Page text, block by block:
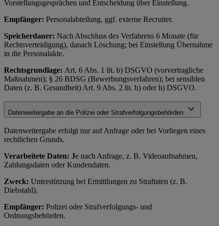
Vorstellungsgesprächen und Entscheidung über Einstellung.
Empfänger: Personalabteilung, ggf. externe Recruiter.
Speicherdauer: Nach Abschluss des Verfahrens 6 Monate (für
Rechtsverteidigung), danach Löschung; bei Einstellung Übernahme
in die Personalakte.
Rechtsgrundlage: Art. 6 Abs. 1 lit. b) DSGVO (vorvertragliche
Maßnahmen); § 26 BDSG (Bewerbungsverfahren); bei sensiblen
Daten (z. B. Gesundheit) Art. 9 Abs. 2 lit. b) oder h) DSGVO.
Datenweitergabe an die Polizei oder Strafverfolgungsbehörden
Datenweitergabe erfolgt nur auf Anfrage oder bei Vorliegen eines
rechtlichen Grunds.
Verarbeitete Daten: Je nach Anfrage, z. B. Videoaufnahmen,
Zahlungsdaten oder Kundendaten.
Zweck: Unterstützung bei Ermittlungen zu Straftaten (z. B.
Diebstahl).
Empfänger: Polizei oder Strafverfolgungs- und
Ordnungsbehörden.